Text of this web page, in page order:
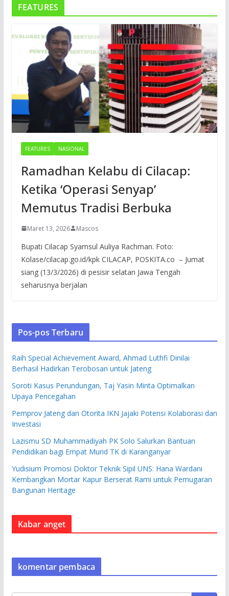
FEATURES
FEATURES NASIONAL
Ramadhan Kelabu di Cilacap:
Ketika ‘Operasi Senyap’
Memutus Tradisi Berbuka
Maret 13, 2026 Mascos
Bupati Cilacap Syamsul Auliya Rachman. Foto:
Kolase/cilacap.go.id/kpk CILACAP, POSKITA.co – Jumat
siang (13/3/2026) di pesisir selatan Jawa Tengah
seharusnya berjalan
Pos-pos Terbaru
Raih Special Achievement Award, Ahmad Luthfi Dinilai
Berhasil Hadirkan Terobosan untuk Jateng
Soroti Kasus Perundungan, Taj Yasin Minta Optimalkan
Upaya Pencegahan
Pemprov Jateng dan Otorita IKN Jajaki Potensi Kolaborasi dan
Investasi
Lazismu SD Muhammadiyah PK Solo Salurkan Bantuan
Pendidikan bagi Empat Murid TK di Karanganyar
Yudisium Promosi Doktor Teknik Sipil UNS: Hana Wardani
Kembangkan Mortar Kapur Berserat Rami untuk Pemugaran
Bangunan Heritage
Kabar anget
komentar pembaca